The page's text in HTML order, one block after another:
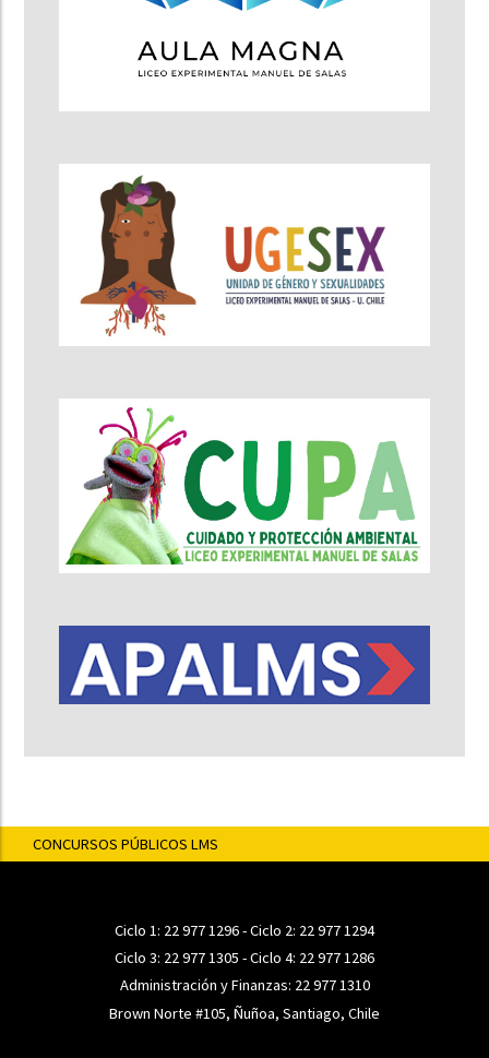
CONCURSOS PÚBLICOS LMS
Ciclo 1: 22 977 1296- Ciclo 2: 22 977 1294
Ciclo 3: 22 977 1305 - Ciclo 4: 22 977 1286
Administración y Finanzas: 22 977 1310
Brown Norte #105, Ñuñoa, Santiago, Chile